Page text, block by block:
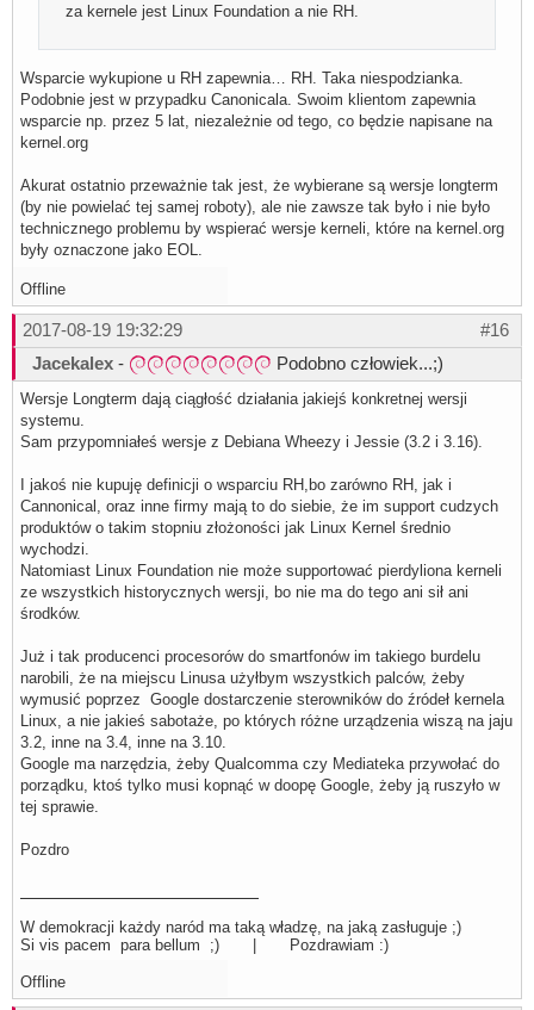
za kernele jest Linux Foundation a nie RH.
Wsparcie wykupione u RH zapewnia… RH. Taka niespodzianka.
Podobnie jest w przypadku Canonicala. Swoim klientom zapewnia
wsparcie np. przez 5 lat, niezależnie od tego, co będzie napisane na
kernel.org
Akurat ostatnio przeważnie tak jest, że wybierane są wersje longterm
(by nie powielać tej samej roboty), ale nie zawsze tak było i nie było
technicznego problemu by wspierać wersje kerneli, które na kernel.org
były oznaczone jako EOL.
Offline
#16
2017-08-19 19:32:29
Jacekalex - Podobno człowiek...;)
Wersje Longterm dają ciągłość działania jakiejś konkretnej wersji
systemu.
Sam przypomniałeś wersje z Debiana Wheezy i Jessie (3.2 i 3.16).
I jakoś nie kupuję definicji o wsparciu RH,bo zarówno RH, jak i
Cannonical, oraz inne firmy mają to do siebie, że im support cudzych
produktów o takim stopniu złożoności jak Linux Kernel średnio
wychodzi.
Natomiast Linux Foundation nie może supportować pierdyliona kerneli
ze wszystkich historycznych wersji, bo nie ma do tego ani sił ani
środków.
Już i tak producenci procesorów do smartfonów im takiego burdelu
narobili, że na miejscu Linusa użyłbym wszystkich palców, żeby
wymusić poprzez Google dostarczenie sterowników do źródeł kernela
Linux, a nie jakieś sabotaże, po których różne urządzenia wiszą na jaju
3.2, inne na 3.4, inne na 3.10.
Google ma narzędzia, żeby Qualcomma czy Mediateka przywołać do
porządku, ktoś tylko musi kopnąć w doopę Google, żeby ją ruszyło w
tej sprawie.
Pozdro
W demokracji każdy naród ma taką władzę, na jaką zasługuje ;)
Si vis pacem para bellum ;) | Pozdrawiam :)
Offline